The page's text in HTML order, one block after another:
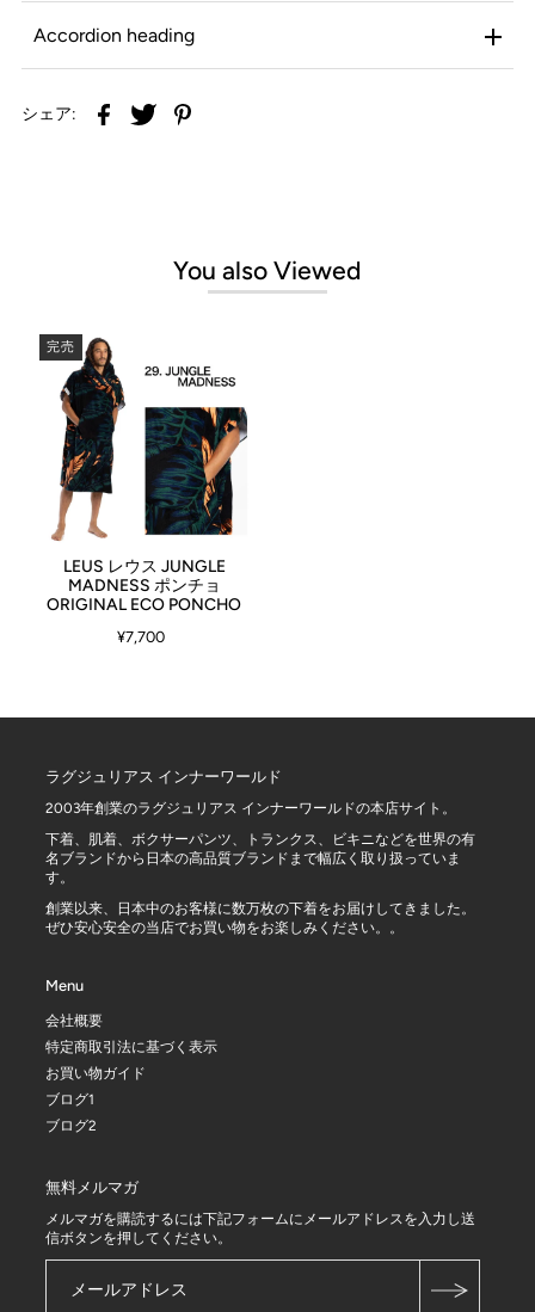
→LEUSの全商品を見る
タオルの世界に新しい息を吹き込んだカリフォルニア生まれのタオル専
共同創設者には世界のトッププロサーファー、コナーコフィンも参加。
アンバサダーには4回ワールドチャンピオンに輝いたカリッサムーアを
迎え、サーファーによるサーファーのための本格的ビーチタオルを作り
ました。カリフォルニアではサーフボードにLEUSを掛ける事がトレン
●SIZE: LARGE (着丈 111 cm×身幅 85cm)
●素 材:100%サステナブルコットン
●ウルトラソフトプリントベロア
●カンガルーポケットに下着を入れることで着替えやすくなっていま
す。
●超吸収性と速乾性を備えた絶妙な厚み
●乾燥機のご使用はお避けください。
●漂白剤を使用しないでください。
サイズ(cm)
サイズ
ブランド
Accordion heading
シェア:
You also Viewed
完売
LEUS レウス JUNGLE
MADNESS ポンチョ
ORIGINAL ECO PONCHO
¥7,700
ラグジュリアス インナーワールド
2003年創業のラグジュリアス インナーワールドの本店サイト。
下着、肌着、ボクサーパンツ、トランクス、ビキニなどを世界の有
名ブランドから日本の高品質ブランドまで幅広く取り扱っていま
す。
創業以来、日本中のお客様に数万枚の下着をお届けしてきました。
ぜひ安心安全の当店でお買い物をお楽しみください。。
Menu
会社概要
特定商取引法に基づく表示
お買い物ガイド
ブログ1
ブログ2
無料メルマガ
メルマガを購読するには下記フォームにメールアドレスを入力し送
信ボタンを押してください。